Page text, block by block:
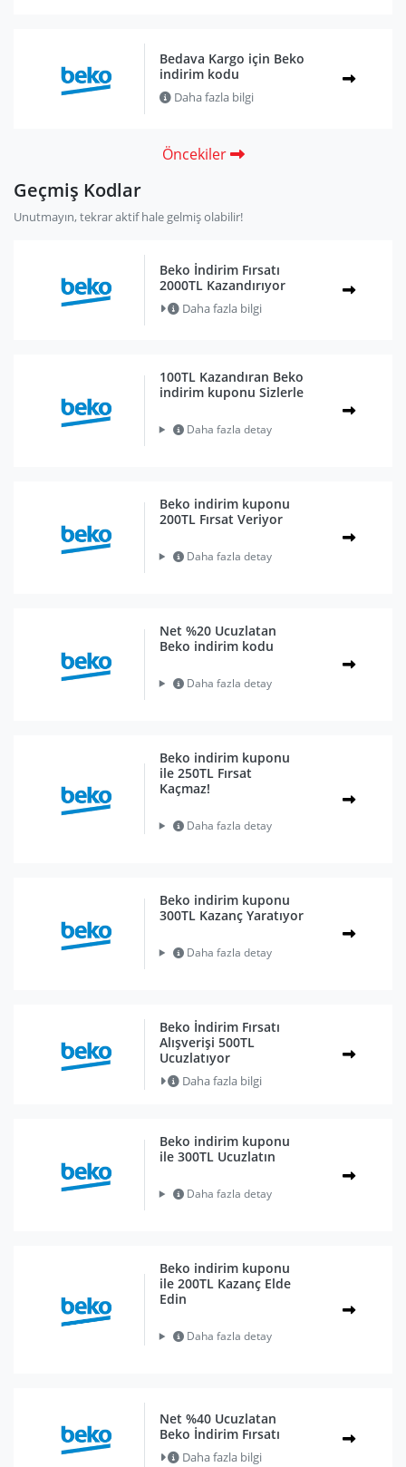
Bedava Kargo için Beko
indirim kodu
Daha fazla bilgi
Öncekiler
Geçmiş Kodlar
Unutmayın, tekrar aktif hale gelmiş olabilir!
Beko İndirim Fırsatı
2000TL Kazandırıyor
Daha fazla bilgi
100TL Kazandıran Beko
indirim kuponu Sizlerle
Daha fazla detay
Beko indirim kuponu
200TL Fırsat Veriyor
Daha fazla detay
Net %20 Ucuzlatan
Beko indirim kodu
Daha fazla detay
Beko indirim kuponu
ile 250TL Fırsat
Kaçmaz!
Daha fazla detay
Beko indirim kuponu
300TL Kazanç Yaratıyor
Daha fazla detay
Beko İndirim Fırsatı
Alışverişi 500TL
Ucuzlatıyor
Daha fazla bilgi
Beko indirim kuponu
ile 300TL Ucuzlatın
Daha fazla detay
Beko indirim kuponu
ile 200TL Kazanç Elde
Edin
Daha fazla detay
Net %40 Ucuzlatan
Beko İndirim Fırsatı
Daha fazla bilgi